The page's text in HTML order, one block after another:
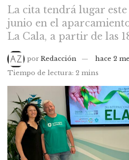
La cita tendrá lugar este
junio en el
La Cala, a partir de las
por Redacción
hace 2
Tiempo de lectura: 2 mins